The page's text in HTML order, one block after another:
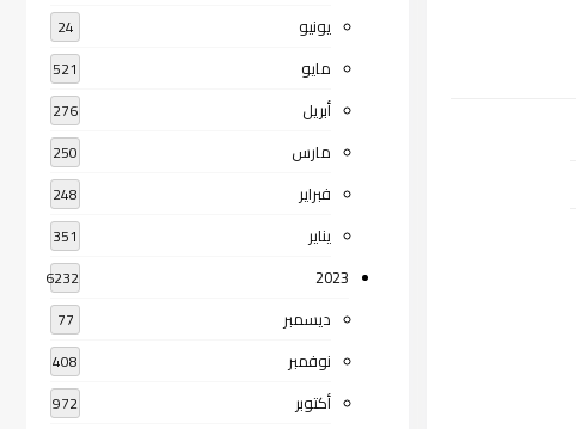
يونيو 24
مايو 521
أبريل 276
مارس 250
فبراير 248
يناير 351
2023
6232
ديسمبر 77
نوفمبر 408
أكتوبر 972